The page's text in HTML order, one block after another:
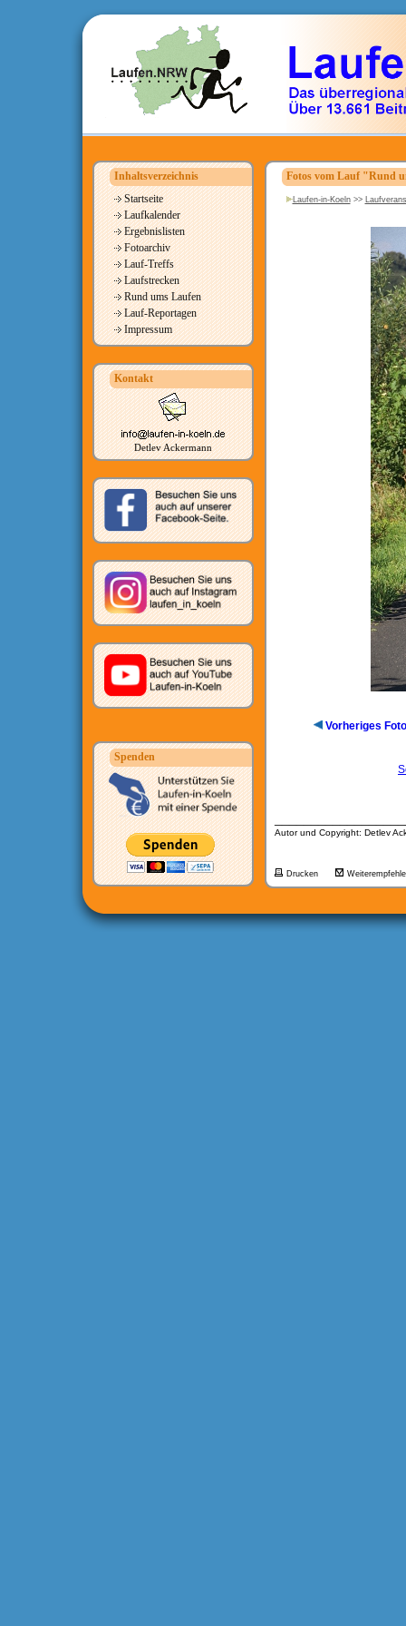
Inhaltsverzeichnis
Startseite
Laufkalender
Ergebnislisten
Fotoarchiv
Lauf-Treffs
Laufstrecken
Rund ums Laufen
Lauf-Reportagen
Impressum
Kontakt
Detlev Ackermann
Spenden
Fotos vom Lauf "Rund
Laufen-in-Koeln>>
Vorheriges Foto
Autor und Copyright: Detlev
Drucken